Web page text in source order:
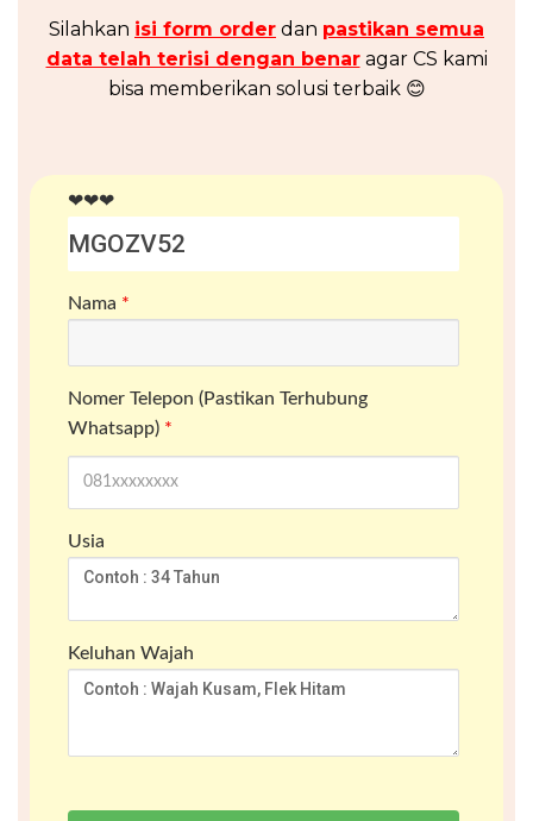
Silahkan isi form order dan pastikan semua
data telah terisi dengan benaragar CS kami
bisa memberikan solusi terbaik 😊
❤❤❤
Nama *
Nomer Telepon (Pastikan Terhubung
Whatsapp) *
Usia
Keluhan Wajah